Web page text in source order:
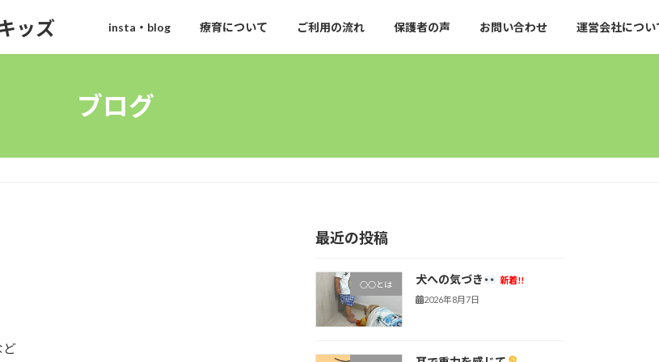
ッズ insta・blog 療育について ご利用の流れ 保護者の声 お問い合わせ 運営会社につい
ブログ
ど
最近の投稿
○○とは 犬への気づき
新着!!
2026年8月7日